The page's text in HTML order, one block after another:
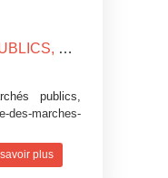
REVUE DES MARCHES PUBLICS, N°4135
publics,
des-marches-
plus